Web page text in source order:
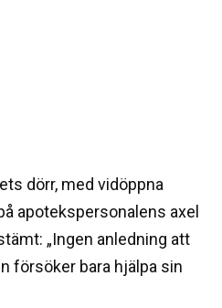
dörr, med vidöppna
apotekspersonalens axel
„Ingen anledning att
försöker bara hjälpa sin